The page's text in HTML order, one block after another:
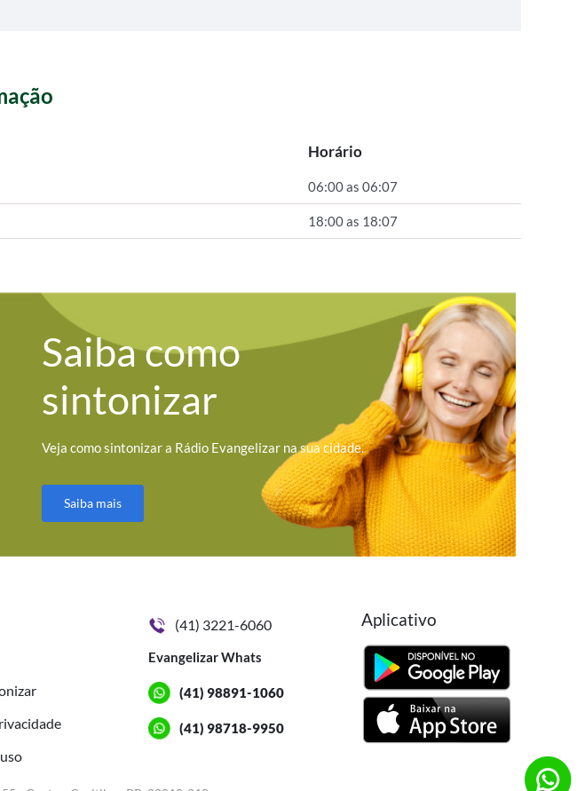
Horário
06:00 as 06:07
18:00 as 18:07
Saiba como
sintonizar
Veja como sintonizar a Rádio Evangelizar na sua cidade.
Saiba mais
(41) 3221-6060
Evangelizar Whats
(41) 98891-1060
(41) 98718-9950
Aplicativo